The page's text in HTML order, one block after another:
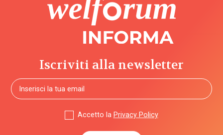
Iscriviti alla newsletter
Accetto la Privacy Policy